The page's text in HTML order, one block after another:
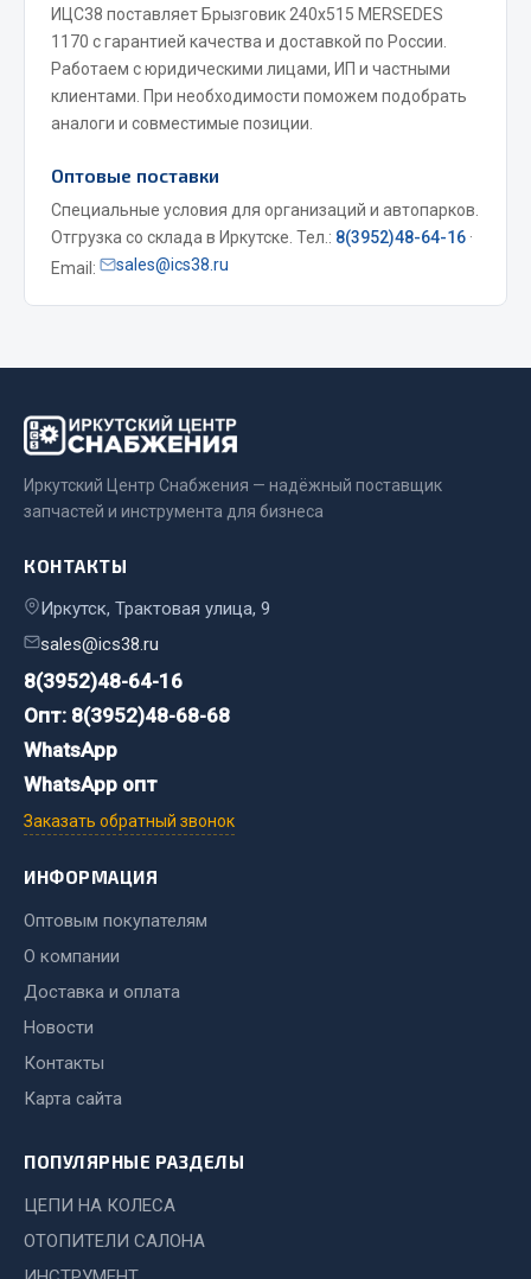
Система выпуска газа
Система охлаждения
Коробка передач
Весь раздел
Тормозная система
Окно ветровое
Электрооборудование
Показать ещё
Весь раздел
Запчасти Урал
Двигатель
Мост задний
Система выпуска газа
Система охлаждения
Сцепление
Тормозная система
Запчасти ЯМЗ
Система питания
ИЦС38 поставляет Брызговик 240х515 MERSEDES
1170 с гарантией качества и доставкой по России.
Работаем с юридическими лицами, ИП и частными
клиентами. При необходимости поможем подобрать
аналоги и совместимые позиции.
Оптовые поставки
Специальные условия для организаций и автопарков.
Отгрузка со склада в Иркутске. Тел.: 8(3952)48-64-16 ·
Email:
sales@ics38.ru
Иркутский Центр Снабжения — надёжный поставщик
запчастей и инструмента для бизнеса
КОНТАКТЫ
Иркутск, Трактовая улица, 9
sales@ics38.ru
8(3952)48-64-16
Опт: 8(3952)48-68-68
WhatsApp
WhatsApp опт
Заказать обратный звонок
ИНФОРМАЦИЯ
Оптовым покупателям
О компании
Доставка и оплата
Новости
Контакты
Карта сайта
ПОПУЛЯРНЫЕ РАЗДЕЛЫ
ЦЕПИ НА КОЛЕСА
ОТОПИТЕЛИ САЛОНА